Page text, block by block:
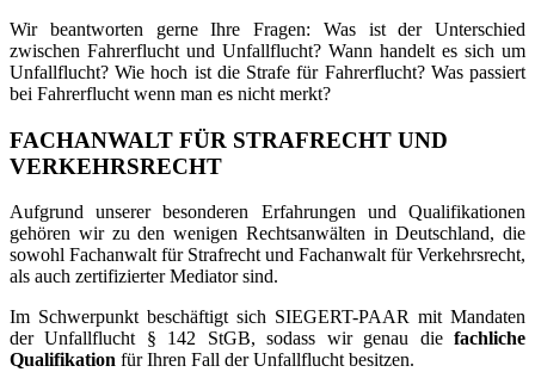
Wir beantworten gerne Ihre Fragen: Was ist der Unterschied
zwischen Fahrerflucht und Unfallflucht? Wann handelt es sich um
Unfallflucht? Wie hoch ist die Strafe für Fahrerflucht? Was passiert
bei Fahrerflucht wenn man es nicht merkt?
FACHANWALT FÜR STRAFRECHT UND
VERKEHRSRECHT
Aufgrund unserer besonderen Erfahrungen und Qualifikationen
gehören wir zu den wenigen Rechtsanwälten in Deutschland, die
sowohl Fachanwalt für Strafrecht und Fachanwalt für Verkehrsrecht,
als auch zertifizierter Mediator sind.
Im Schwerpunkt beschäftigt sich SIEGERT-PAAR mit Mandaten
der Unfallflucht § 142 StGB, sodass wir genau die fachliche
Qualifikation für Ihren Fall der Unfallflucht besitzen.